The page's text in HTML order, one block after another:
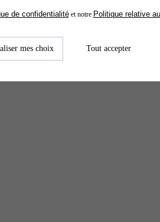
de confidentialitéet notre Politique relative
mes choix Tout accepter